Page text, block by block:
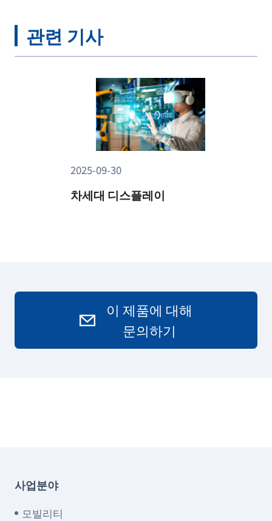
관련 기사
2025-09-30
차세대 디스플레이
이 제품에 대해
문의하기
사업분야
모빌리티